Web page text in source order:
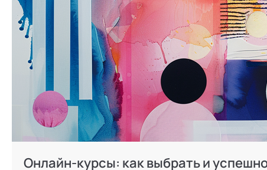
Онлайн-курсы: как выбрать и